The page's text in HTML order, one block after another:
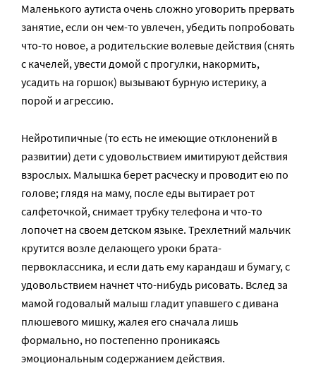
Маленького аутиста очень сложно уговорить прервать
занятие, если он чем-то увлечен, убедить попробовать
что-то новое, а родительские волевые действия (снять
с качелей, увести домой с прогулки, накормить,
усадить на горшок) вызывают бурную истерику, а
порой и агрессию.
Нейротипичные (то есть не имеющие отклонений в
развитии) дети с удовольствием имитируют действия
взрослых. Малышка берет расческу и проводит ею по
голове; глядя на маму, после еды вытирает рот
салфеточкой, снимает трубку телефона и что-то
лопочет на своем детском языке. Трехлетний мальчик
крутится возле делающего уроки брата-
первоклассника, и если дать ему карандаш и бумагу, с
удовольствием начнет что-нибудь рисовать. Вслед за
мамой годовалый малыш гладит упавшего с дивана
плюшевого мишку, жалея его сначала лишь
формально, но постепенно проникаясь
эмоциональным содержанием действия.